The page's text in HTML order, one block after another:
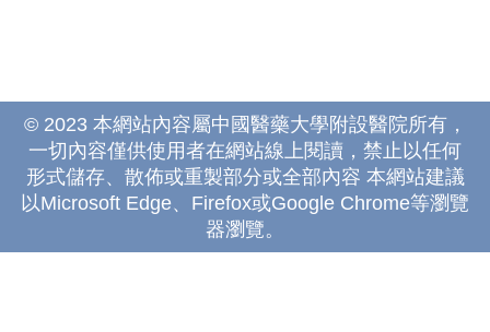
© 2023 本網站內容屬中國醫藥大學附設醫院所有，
一切內容僅供使用者在網站線上閱讀，禁止以任何
形式儲存、散佈或重製部分或全部內容 本網站建議
以Microsoft Edge、Firefox或Google Chrome等瀏覽
器瀏覽。